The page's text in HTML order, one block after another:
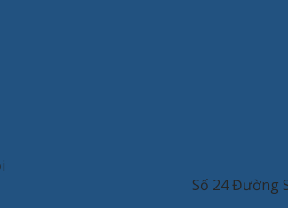
Số 24 Đường